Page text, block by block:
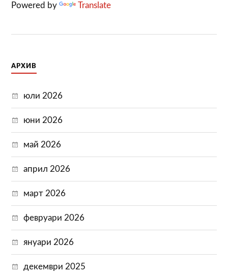
Powered by Translate
АРХИВ
юли 2026
юни 2026
май 2026
април 2026
март 2026
февруари 2026
януари 2026
декември 2025